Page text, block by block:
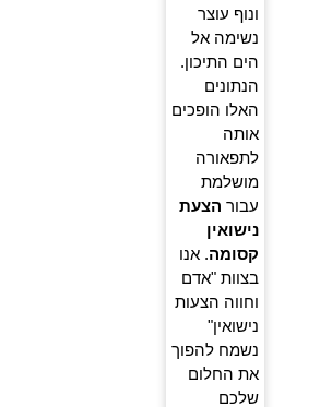
ונוף עוצר
נשימה אל
הים התיכון.
הנתונים
האלו הופכים
אותה
לתפאורה
מושלמת
עבור הצעת
נישואין
קסומה. אנו
בצוות "אדם
וחווה הצעות
נישואין"
נשמח להפוך
את החלום
שלכם